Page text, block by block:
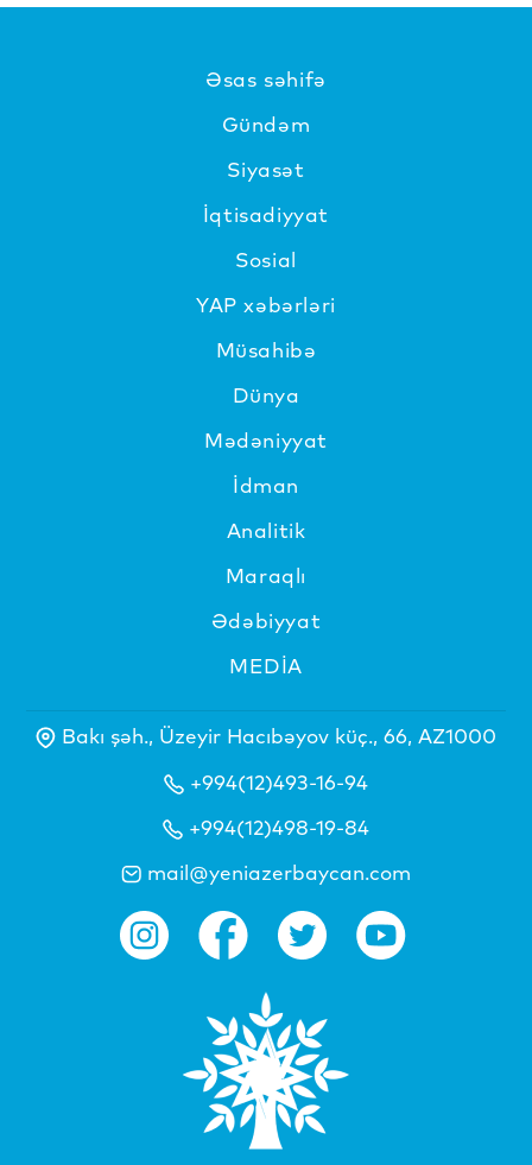
Əsas səhifə
Gündəm
Siyasət
İqtisadiyyat
Sosial
YAP xəbərləri
Müsahibə
Dünya
Mədəniyyat
İdman
Analitik
Maraqlı
Ədəbiyyat
MEDİA
Bakı şəh., Üzeyir Hacıbəyov küç., 66, AZ1000
+994(12)493-16-94
+994(12)498-19-84
mail@yeniazerbaycan.com